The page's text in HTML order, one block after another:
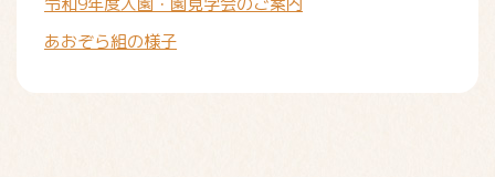
あおぞら組の様子